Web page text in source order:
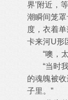
界’附近，
潮瞬间笼
度，衣着
卡来河U形
“噢，太
“当时我
的魂魄被
子里。”